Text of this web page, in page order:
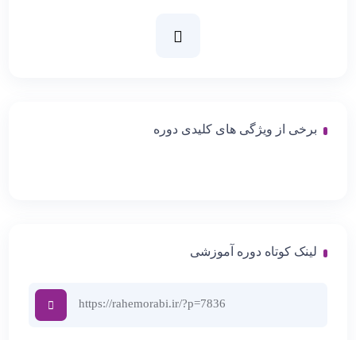
برخی از ویژگی های کلیدی دوره
لینک کوتاه دوره آموزشی